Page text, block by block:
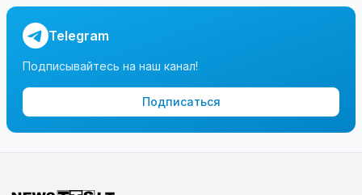
Telegram
Подписывайтесь на наш канал!
Подписаться